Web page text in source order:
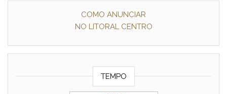
COMO ANUNCIAR
NO LITORAL CENTRO
TEMPO